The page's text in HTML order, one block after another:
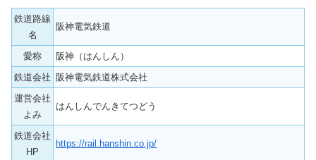
鉄道路線
名
阪神電気鉄道
愛称
阪神（はんしん）
鉄道会社 阪神電気鉄道株式会社
運営会社
よみ
はんしんでんきてつどう
鉄道会社
HP
https://rail.hanshin.co.jp/